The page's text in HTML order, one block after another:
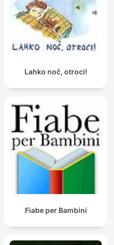
Lahko noč, otroci!
Fiabe per Bambini